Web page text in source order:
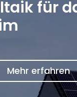
für
Mehr erfahren